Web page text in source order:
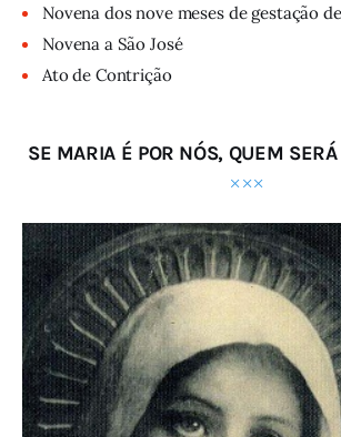
Novena dos nove meses de gestação
Novena a São José
Ato de Contrição
SE MARIA É POR NÓS, QUEM